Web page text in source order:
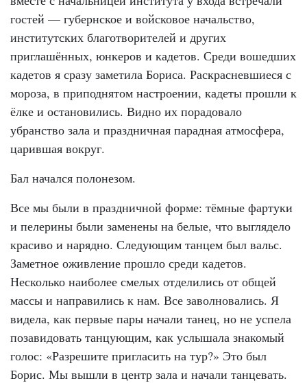
гостей — губернское и войсковое начальство,
институтских благотворителей и других
приглашённых, юнкеров и кадетов. Среди вошедших
кадетов я сразу заметила Бориса. Раскрасневшиеся с
мороза, в приподнятом настроении, кадеты прошли к
ёлке и остановились. Видно их порадовало
убранство зала и праздничная парадная атмосфера,
царившая вокруг.
Бал начался полонезом.
Все мы были в праздничной форме: тёмные фартуки
и пелерины были заменены на белые, что выглядело
красиво и нарядно. Следующим танцем был вальс.
Заметное оживление прошло среди кадетов.
Несколько наиболее смелых отделились от общей
массы и направились к нам. Все заволновались. Я
видела, как первые пары начали танец, но не успела
позавидовать танцующим, как услышала знакомый
голос: «Разрешите пригласить на тур?» Это был
Борис. Мы вышли в центр зала и начали танцевать.